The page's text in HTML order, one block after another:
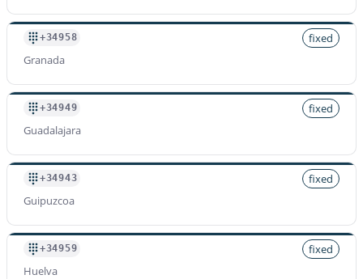
+34958
fixed
Granada
+34949
fixed
Guadalajara
+34943
fixed
Guipuzcoa
+34959
fixed
Huelva